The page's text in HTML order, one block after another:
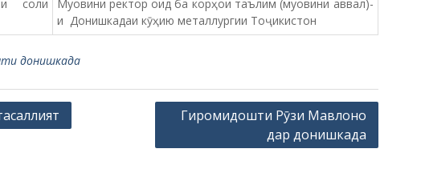
соли
Муовини ректор оид ба корҳои таълим (муовини аввал)-
и Донишкадаи кӯҳию металлургии Тоҷикистон
донишкада
Гиромидошти Рӯзи Мавлоно
дар донишкада